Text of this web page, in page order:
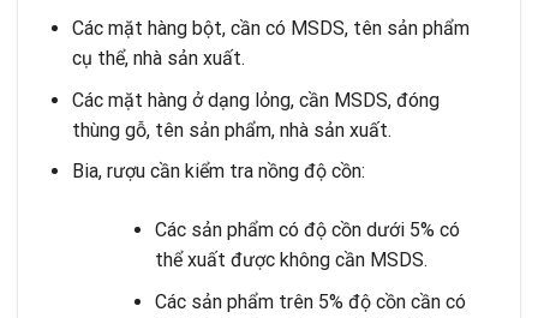
Các mặt hàng bột, cần có MSDS, tên sản phẩm
cụ thể, nhà sản xuất.
Các mặt hàng ở dạng lỏng, cần MSDS, đóng
thùng gỗ, tên sản phẩm, nhà sản xuất.
Bia, rượu cần kiểm tra nồng độ cồn:
Các sản phẩm có độ cồn dưới 5% có
thể xuất được không cần MSDS.
Các sản phẩm trên 5% độ cồn cần có